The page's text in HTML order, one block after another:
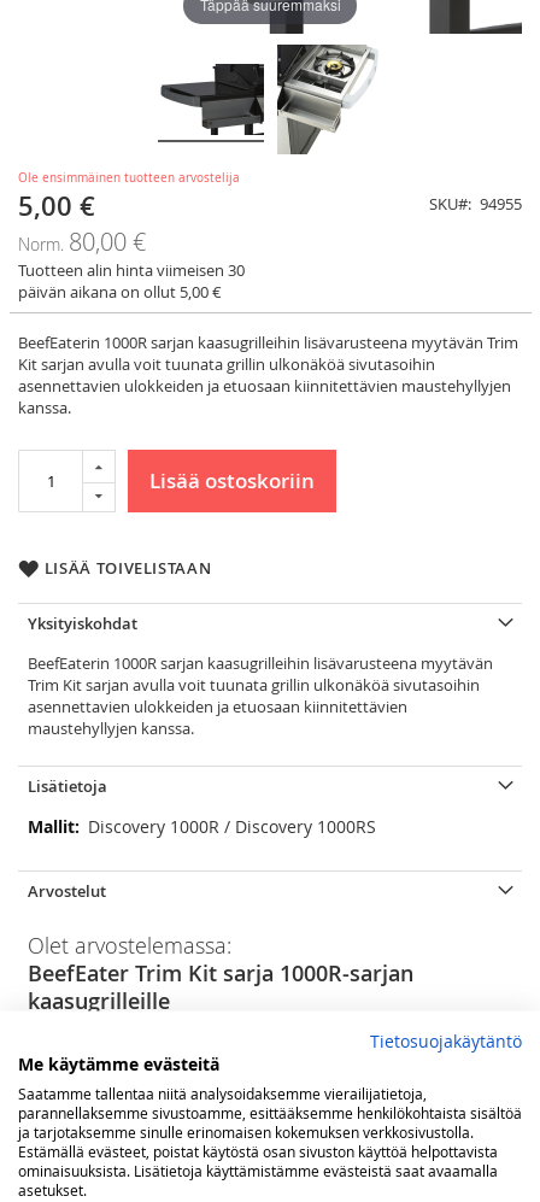
Ole ensimmäinen tuotteen arvostelija
Tarjoushinta
5,00 €
Norm. 80,00 €
Tuotteen alin hinta viimeisen 30
päivän aikana on ollut 5,00 €
SKU 94955
BeefEaterin 1000R sarjan kaasugrilleihin lisävarusteena myytävän Trim
Kit sarjan avulla voit tuunata grillin ulkonäköä sivutasoihin
asennettavien ulokkeiden ja etuosaan kiinnitettävien maustehyllyjen
kanssa.
Lisää ostoskoriin
LISÄÄ TOIVELISTAAN
Täppää suuremmaksi
Yksityiskohdat
BeefEaterin 1000R sarjan kaasugrilleihin lisävarusteena myytävän
Trim Kit sarjan avulla voit tuunata grillin ulkonäköä sivutasoihin
asennettavien ulokkeiden ja etuosaan kiinnitettävien
maustehyllyjen kanssa.
Lisätietoja
LisätietojaDiscovery 1000R / Discovery 1000RS
Arvostelut
Olet arvostelemassa:
BeefEater Trim Kit sarja 1000R-sarjan
kaasugrilleille
Rating
1
star
2
stars
3
stars
4
stars
5
stars
Nimimerkki
Tietosuojakäytäntö
Me käytämme evästeitä
Saatamme tallentaa niitä analysoidaksemme vierailijatietoja,
parannellaksemme sivustoamme, esittääksemme henkilökohtaista sisältöä
ja tarjotaksemme sinulle erinomaisen kokemuksen verkkosivustolla.
Estämällä evästeet, poistat käytöstä osan sivuston käyttöä helpottavista
ominaisuuksista. Lisätietoja käyttämistämme evästeistä saat avaamalla
asetukset.